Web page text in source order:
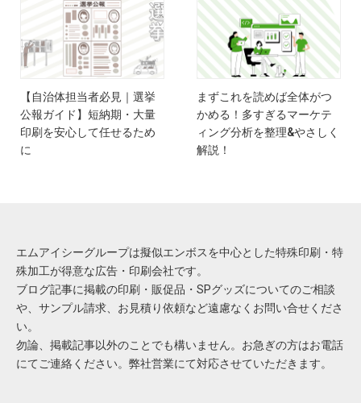
【自治体担当者必見｜選挙
公報ガイド】短納期・大量
印刷を安心して任せるため
に
まずこれを読めば全体がつ
かめる！多すぎるマーケテ
ィング分析を整理&やさしく
解説！
エムアイシーグループは擬似エンボスを中心とした特殊印刷・特
殊加工が得意な広告・印刷会社です。
ブログ記事に掲載の印刷・販促品・SPグッズについてのご相談
や、サンプル請求、お見積り依頼など遠慮なくお問い合せくださ
い。
勿論、掲載記事以外のことでも構いません。お急ぎの方はお電話
にてご連絡ください。弊社営業にて対応させていただきます。